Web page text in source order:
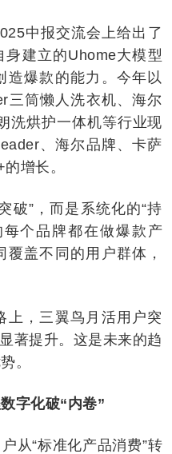
中报交流会上给出了
建立的Uhome大模型
造爆款的能力。今年以
三筒懒人洗衣机、海尔
洗烘护一体机等行业现
、海尔品牌、卡萨
增长。
破”，而是系统化的“持
个品牌都在做爆款产
盖不同的用户群体，
上，三翼鸟月活用户突
著提升。这是未来的趋
。
字化破“内卷”
从“标准化产品消费”转